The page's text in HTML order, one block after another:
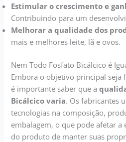
Estimular o crescimento e
Contribuindo para um
Melhorar a qualidade dos
mais e melhores leite, lã e ovos.
Nem Todo Fosfato Bicálcico é
Embora o objetivo principal seja
é importante saber que a
Bicálcico varia. Os fabricantes
tecnologias na composição,
embalagem, o que pode afetar a
do produto de manter suas